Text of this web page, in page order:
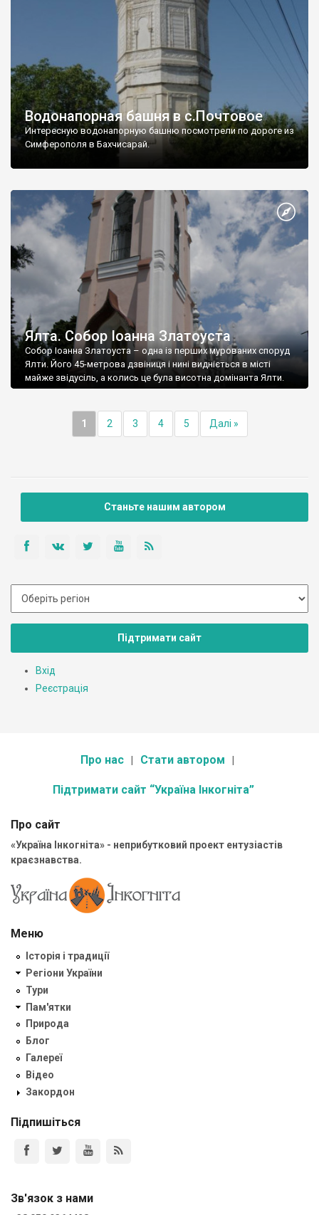
Водонапорная башня в с.Почтовое
Интересную водонапорную башню посмотрели по дороге из
Симферополя в Бахчисарай.
Ялта. Собор Іоанна Златоуста
Собор Іоанна Златоуста – одна із перших мурованих споруд
Ялти. Його 45-метрова дзвіниця і нині видніється в місті
майже звідусіль, а колись це була висотна домінанта Ялти.
1 2 3 4 5 Далі »
Станьте нашим автором
Підтримати сайт
Вхід
Реєстрація
Про нас Стати автором
Підтримати сайт “Україна Інкогніта”
Про сайт
«Україна Інкогніта» - неприбутковий проект ентузіастів
краєзнавства.
Меню
Історія і традиції
Регіони України
Тури
Пам'ятки
Природа
Блог
Галереї
Відео
Закордон
Підпишіться
Зв'язок з нами